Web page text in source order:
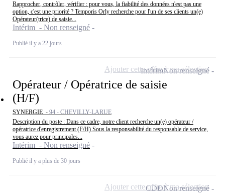
Rapprocher, contrôler, vérifier : pour vous, la fiabilité des données n'est pas une
option, c'est une priorité ? Temporis Orly recherche pour l'un de ses clients un(e)
Opérateur(trice) de saisie...
Intérim - Non renseigné
Publié il y a 22 jours
Opérateur / Opératrice de saisie
(H/F)
SYNERGIE - 94 - CHEVILLY-LARUE
Description du poste : Dans ce cadre, notre client recherche un(e) opérateur /
opératrice d'enregistrement (F/H) Sous la responsabilité du responsable de service,
vous aurez pour principales...
Intérim - Non renseigné
Publié il y a plus de 30 jours
IntérimNon renseigné
Ajouter cette offre à ma sélection
CDDNon renseigné
Ajouter cette offre à ma sélection